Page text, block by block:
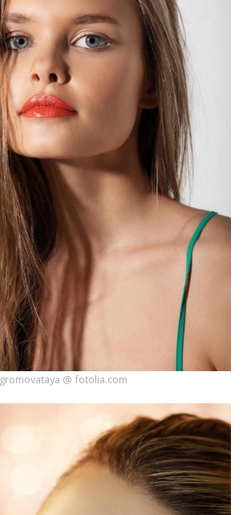
gromovataya @ fotolia.com